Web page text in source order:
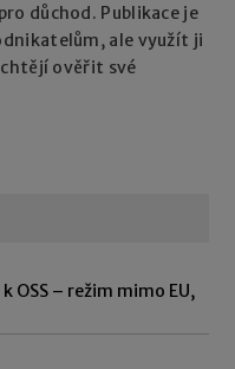
důchod. Publikace je
ale využít ji
chtějí ověřit své
OSS – režim mimo EU,